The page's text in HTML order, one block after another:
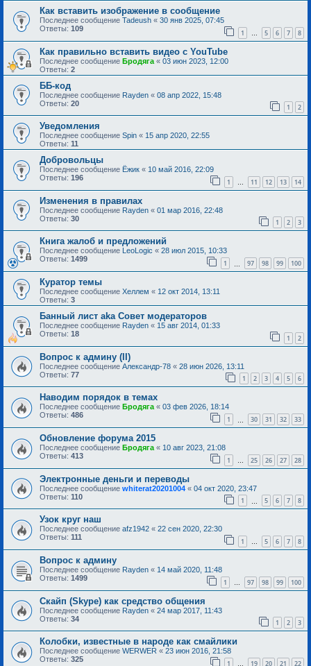
Как вставить изображение в сообщение
Последнее сообщение Tadeush « 30 янв 2025, 07:45
Ответы: 109 1 … 5 6 7 8
Как правильно вставить видео с YouTube
Последнее сообщение Бродяга « 03 июн 2023, 12:00
Ответы: 2
ББ-код
Последнее сообщение Rayden « 08 апр 2022, 15:48
Ответы: 20 1 2
Уведомления
Последнее сообщение Spin « 15 апр 2020, 22:55
Ответы: 11
Добровольцы
Последнее сообщение Ёжик « 10 май 2016, 22:09
Ответы: 196 1 … 11 12 13 14
Изменения в правилах
Последнее сообщение Rayden « 01 мар 2016, 22:48
Ответы: 30 1 2 3
Книга жалоб и предложений
Последнее сообщение LeoLogic « 28 июл 2015, 10:33
Ответы: 1499 1 97 98 99 100
Куратор темы
Последнее сообщение Хеллем « 12 окт 2014, 13:11
Ответы: 3
Банный лист aka Совет модераторов
Последнее сообщение Rayden « 15 авг 2014, 01:33
Ответы: 18 1 2
Вопрос к админу (II)
Последнее сообщение Александр-78 « 28 июн 2026, 13:11
Ответы: 77 1 2 3 4 5 6
Наводим порядок в темах
Последнее сообщение Бродяга« 03 фев 2026, 18:14
Ответы: 486 1 30 31 32 33
Обновление форума 2015
Последнее сообщение Бродяга « 10 авг 2023, 21:08
Ответы: 413 1 … 25 26 27 28
Электронные деньги и переводы
Последнее сообщение whiterat20201004 « 04 окт 2020, 23:47
Ответы: 110 1 5 6 7 8
Узок круг наш
Последнее сообщение afz1942 « 22 сен 2020, 22:30
Ответы: 111 1 … 5 6 7 8
Вопрос к админу
Последнее сообщение Rayden « 14 май 2020, 11:48
Ответы: 1499 1 … 97 98 99 100
Скайп (Skype) как средство общения
Последнее сообщение Rayden « 24 мар 2017, 11:43
Ответы: 34 1 2 3
Колобки, известные в народе как смайлики
Последнее сообщение WERWER « 23 июн 2016, 21:58
Ответы: 325 1 … 19 20 21 22